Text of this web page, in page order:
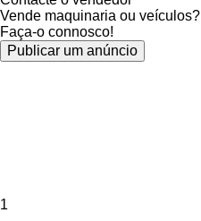
Vende maquinaria ou veículos?
Faça-o connosco!
Publicar um anúncio
1